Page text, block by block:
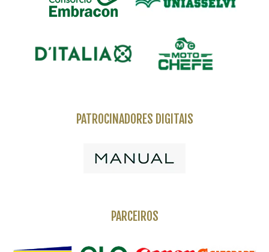
PATROCINADORES DIGITAIS
PARCEIROS